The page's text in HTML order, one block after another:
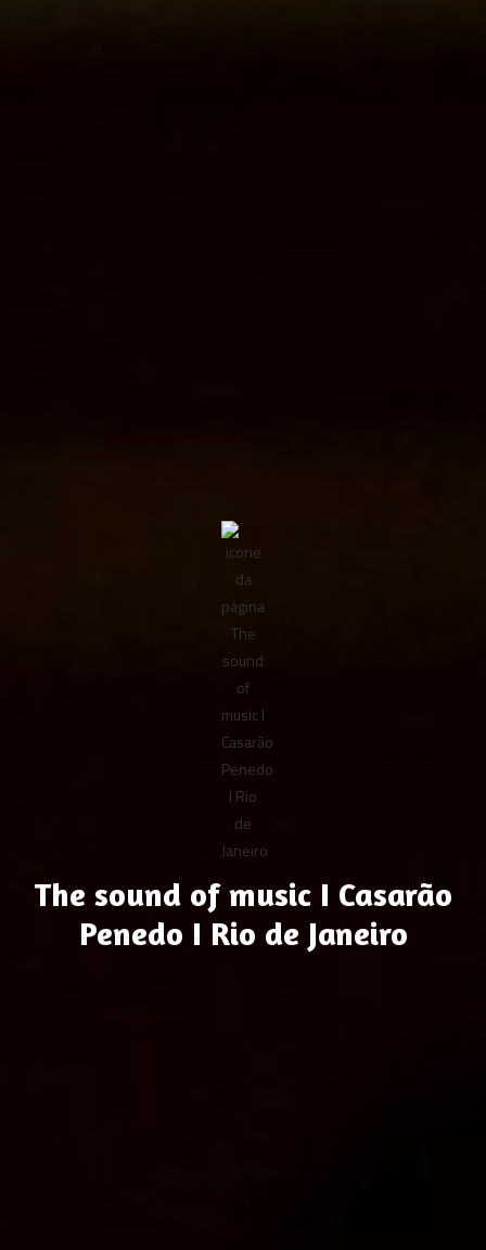
The sound of music I Casarão
Penedo I Rio de Janeiro